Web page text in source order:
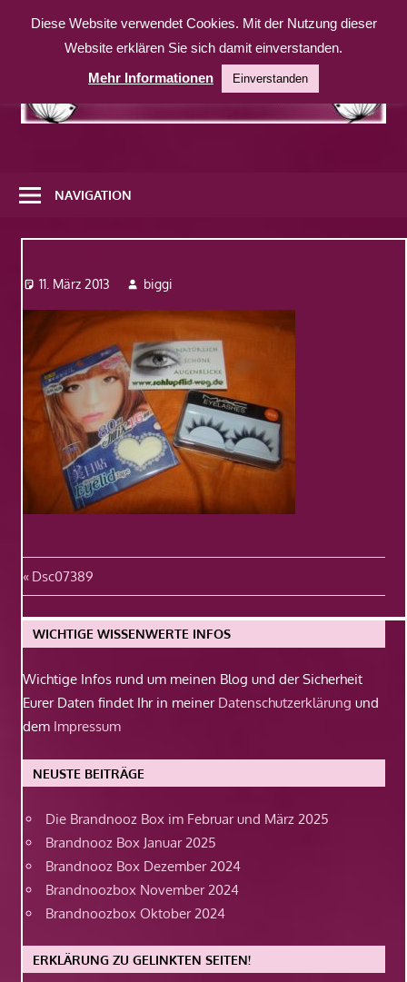
Inhalt
weitere
Website
NAVIGATION
11. März 2013 biggi
Beitragsnavigation
Vorheriger
Beitrag:
Dsc07389
WICHTIGE WISSENWERTE INFOS
Wichtige Infos rund um meinen Blog und der Sicherheit
Eurer Daten findet Ihr in meiner Datenschutzerklärung und
dem Impressum
NEUSTE BEITRÄGE
Die Brandnooz Box im Februar und März 2025
Brandnooz Box Januar 2025
Brandnooz Box Dezember 2024
Brandnoozbox November 2024
Brandnoozbox Oktober 2024
ERKLÄRUNG ZU GELINKTEN SEITEN!
Diese Website verwendet Cookies. Mit der Nutzung dieser
Website erklären Sie sich damit einverstanden.
Mehr Informationen
Einverstanden